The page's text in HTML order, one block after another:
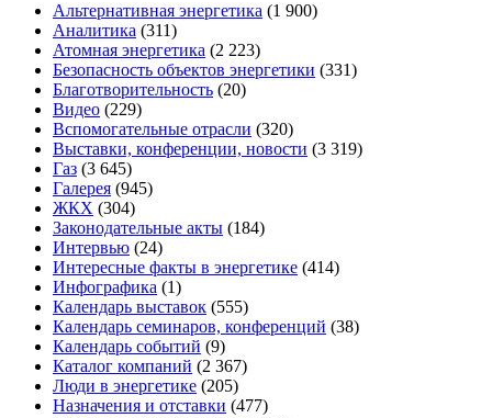
Альтернативная энергетика (1 900)
Аналитика (311)
Атомная энергетика (2 223)
Безопасность объектов энергетики (331)
Благотворительность (20)
Видео (229)
Вспомогательные отрасли (320)
Выставки, конференции, новости (3 319)
Газ (3 645)
Галерея (945)
ЖКХ (304)
Законодательные акты (184)
Интервью (24)
Интересные факты в энергетике (414)
Инфографика (1)
Календарь выставок (555)
Календарь семинаров, конференций (38)
Календарь событий (9)
Каталог компаний (2 367)
Люди в энергетике (205)
Назначения и отставки (477)